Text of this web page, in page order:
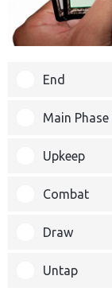
End
Main Phase
Upkeep
Combat
Draw
Untap